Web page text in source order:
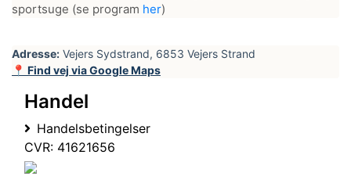
sportsuge (se program her)
Adresse: Vejers Sydstrand, 6853 Vejers Strand
📍 Find vej via Google Maps
Handel
Handelsbetingelser
CVR: 41621656